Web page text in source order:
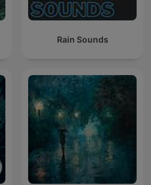
Rain Sounds